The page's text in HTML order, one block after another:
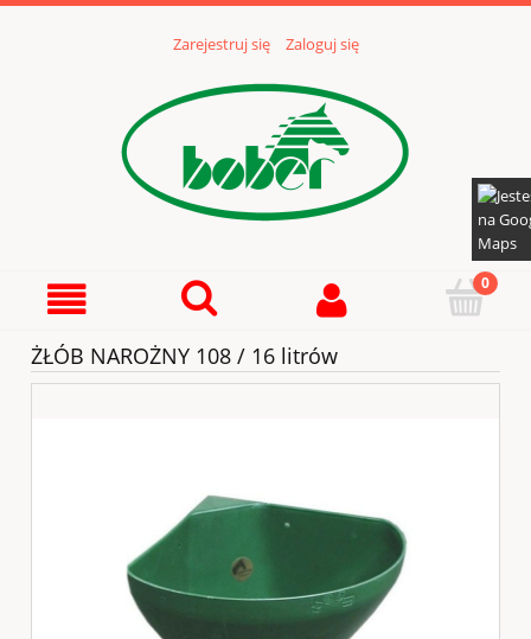
Zarejestruj się Zaloguj się
ŻŁÓB NAROŻNY 108 / 16 litrów